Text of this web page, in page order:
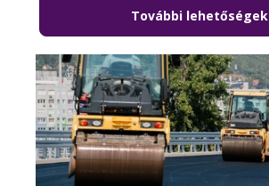
További lehetőségek